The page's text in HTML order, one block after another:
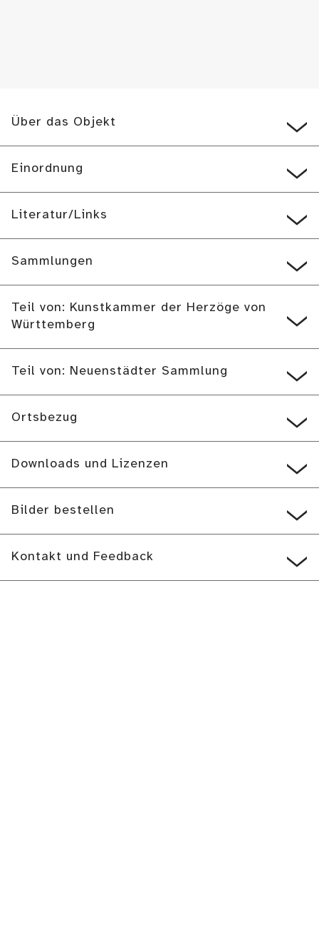
Über das Objekt
Einordnung
Literatur/Links
Sammlungen
Teil von: Kunstkammer der Herzöge von
Württemberg
Teil von: Neuenstädter Sammlung
Ortsbezug
Downloads und Lizenzen
Bilder bestellen
Kontakt und Feedback